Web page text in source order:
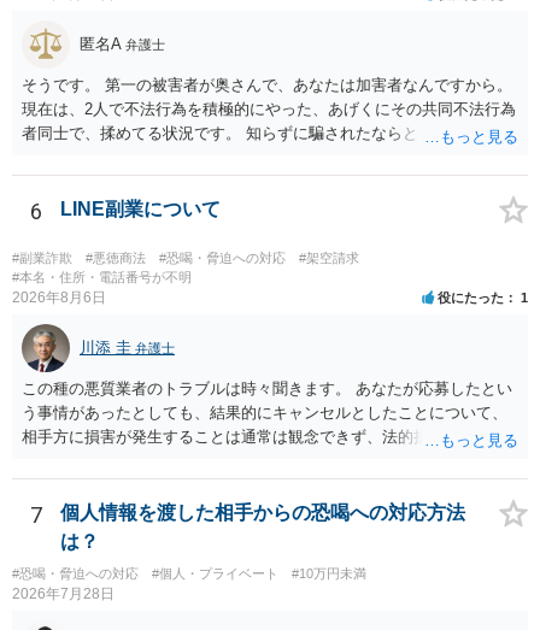
匿名A 弁護士
そうです。 第一の被害者が奥さんで、あなたは加害者なんですから。
現在は、2人で不法行為を積極的にやった、あげくにその共同不法行為
者同士で、揉めてる状況です。 知らずに騙されたならともか
というだけですから。
6 LINE副業について
#副業詐欺 #悪徳商法 #恐喝・脅迫への対応
#架空請求
#本名・住所・電話番号が不明
2026年8月6日 役にたった 1
川添 圭 弁護士
この種の悪質業者のトラブルは時々聞きます。 あなたが応募したとい
う事情があったとしても、結果的にキャンセルとしたことについて、
相手方に損害が発生することは通常は観念できず、法的措置を採って
ず、最寄りの消費生活センターへ相談し、連絡を無視してよいかどう
かのアドバイスを受けられることをお勧めします。しつこいようであ
れば、弁護士へ依頼して警告してもらうことも必要になるかもしれま
せん。
7
個人情報を渡した相手からの恐喝への対応方法
は？
#恐喝・脅迫への対応 #個人・プライベート #10万円未満
2026年7月28日